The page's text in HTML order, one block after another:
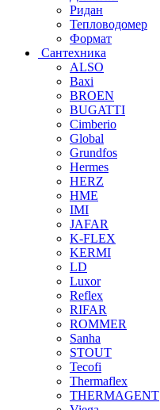
Ридан
Тепловодомер
Формат
Сантехника
ALSO
Baxi
BROEN
BUGATTI
Cimberio
Global
Grundfos
Hermes
HERZ
HME
IMI
JAFAR
K-FLEX
KERMI
LD
Luxor
Reflex
RIFAR
ROMMER
Sanha
STOUT
Tecofi
Thermaflex
THERMAGENT